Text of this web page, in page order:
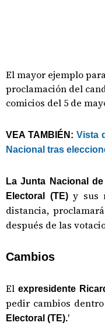
El mayor ejemplo
proclamación del
comicios del 5 de
VEA TAMBIÉN:Vista
Nacional tras
La Junta Nacional
Electoral (TE)y sus
distancia,
después de las
Cambios
Elexpresidente
pedir cambios
Electoral (TE).'